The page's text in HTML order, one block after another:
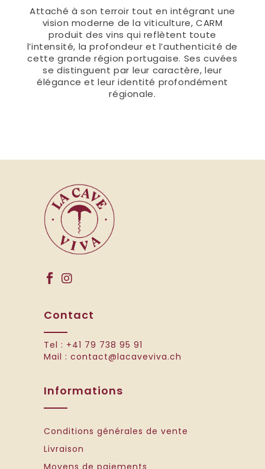
Attaché à son terroir tout en intégrant une
vision moderne de la viticulture, CARM
produit des vins qui reflètent toute
l’intensité, la profondeur et l’authenticité de
cette grande région portugaise. Ses cuvées
se distinguent par leur caractère, leur
élégance et leur identité profondément
régionale.
Contact
Tel : +41 79 738 95 91
Mail : contact@lacaveviva.ch
Informations
Conditions générales de vente
Livraison
Moyens de paiements